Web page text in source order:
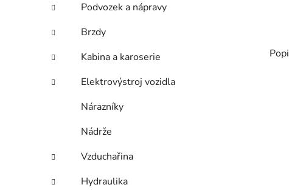
Podvozek a nápravy
Brzdy
Kabina a karoserie
Elektrovýstroj vozidla
Nárazníky
Nádrže
Vzduchařina
Hydraulika